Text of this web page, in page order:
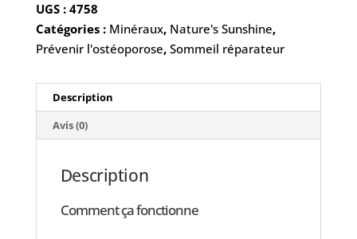
UGS :4758
Catégories : Minéraux, Nature's Sunshine,
Prévenir l'ostéoporose,Sommeil réparateur
Description
Avis (0)
Description
Comment ça fonctionne